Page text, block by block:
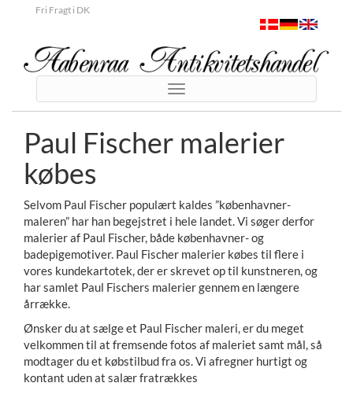
Fri Fragt i DK
Toggle
navigation
Paul Fischer malerier
købes
Selvom Paul Fischer populært kaldes ”københavner-
maleren” har han begejstret i hele landet. Vi søger derfor
malerier af Paul Fischer, både københavner- og
badepigemotiver. Paul Fischer malerier købes til flere i
vores kundekartotek, der er skrevet op til kunstneren, og
har samlet Paul Fischers malerier gennem en længere
årrække.
Ønsker du at sælge et Paul Fischer maleri, er du meget
velkommen til at fremsende fotos af maleriet samt mål, så
modtager du et købstilbud fra os. Vi afregner hurtigt og
kontant uden at salær fratrækkes